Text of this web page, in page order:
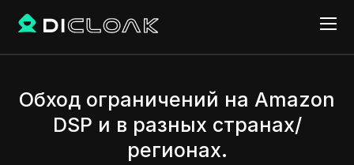
Обход ограничений на Amazon
DSP и в разных странах/
регионах.